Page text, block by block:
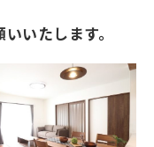
いたします。